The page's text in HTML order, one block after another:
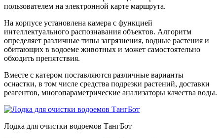
пользователем на электронной карте маршрута.
На корпусе установлена камера с функцией
интеллектуального распознавания объектов. Алгоритм
определяет различные типы загрязнения, водные растения и
обитающих в водоеме животных и может самостоятельно
обходить препятствия.
Вместе с катером поставляются различные варианты
оснастки, в том числе средства подрезки растений, доставки
реагентов, многопараметрические анализаторы качества воды.
Лодка для очистки водоемов ТангБот